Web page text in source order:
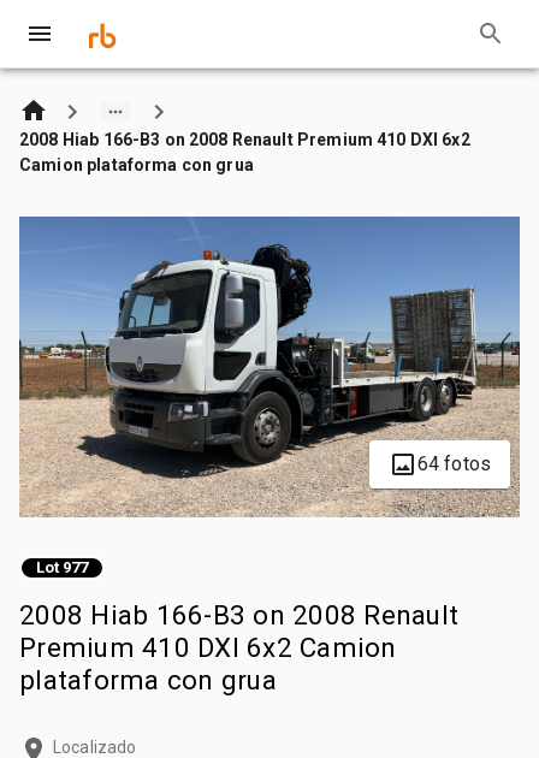
2008 Hiab 166-B3 on 2008 Renault Premium 410 DXI 6x2
Camion plataforma con grua
64 fotos
Lot 977
2008 Hiab 166-B3 on 2008 Renault
Premium 410 DXI 6x2 Camion
plataforma con grua
Localizado